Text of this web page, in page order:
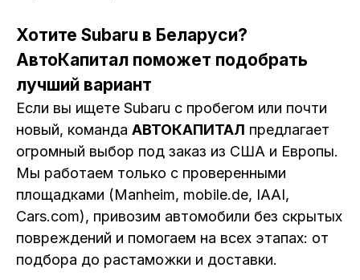
Хотите Subaru в Беларуси?
АвтоКапитал поможет подобрать
лучший вариант
Если вы ищете Subaru с пробегом или почти
новый, команда АВТОКАПИТАЛ предлагает
огромный выбор под заказ из США и Европы.
Мы работаем только с проверенными
площадками (Manheim, mobile.de, IAAI,
Cars.com), привозим автомобили без скрытых
повреждений и помогаем на всех этапах: от
подбора до растаможки и доставки.